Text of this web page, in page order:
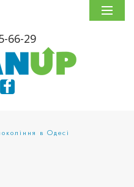
66-29
в Одесі